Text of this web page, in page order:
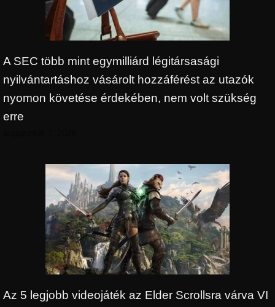
A SEC több mint egymilliárd légitársasági
nyilvántartáshoz vásárolt hozzáférést az utazók
nyomon követése érdekében, nem volt szükség
erre
Az 5 legjobb videojáték az Elder Scrollsra várva VI